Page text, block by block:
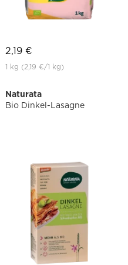
2,19 €
1 kg (2,19 €/1 kg)
Naturata
Bio Dinkel-Lasagne